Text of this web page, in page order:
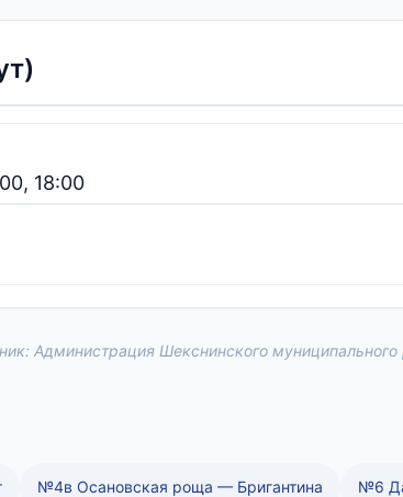
18:00
Администрация Шекснинского муниципального
№4в Осановская роща — Бригантина №6